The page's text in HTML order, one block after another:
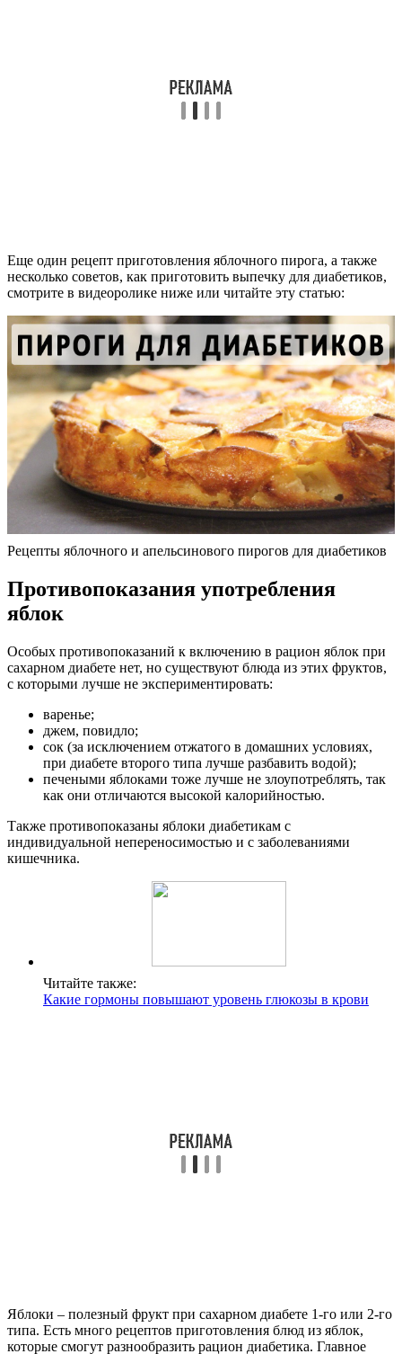
Еще один рецепт приготовления яблочного пирога, а также
несколько советов, как приготовить выпечку для диабетиков,
смотрите в видеоролике ниже или читайте эту статью:
Рецепты яблочного и апельсинового пирогов для диабетиков
Противопоказания употребления
яблок
Особых противопоказаний к включению в рацион яблок при
сахарном диабете нет, но существуют блюда из этих фруктов,
с которыми лучше не экспериментировать:
варенье;
джем, повидло;
сок (за исключением отжатого в домашних условиях,
при диабете второго типа лучше разбавить водой);
печеными яблоками тоже лучше не злоупотреблять, так
как они отличаются высокой калорийностью.
Также противопоказаны яблоки диабетикам с
индивидуальной непереносимостью и с заболеваниями
кишечника.
Читайте также:
Какие гормоны повышают уровень глюкозы в крови
Яблоки – полезный фрукт при сахарном диабете 1-го или 2-го
типа. Есть много рецептов приготовления блюд из яблок,
которые смогут разнообразить рацион диабетика. Главное